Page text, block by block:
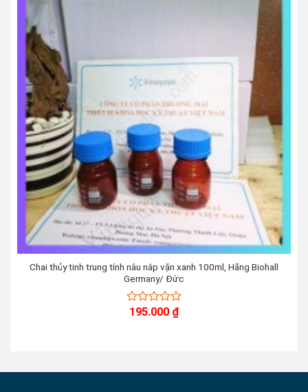
Chai thủy tinh trung tính nâu nắp vặn xanh 100ml, Hãng Biohall
Germany/ Đức
0195.000 ₫